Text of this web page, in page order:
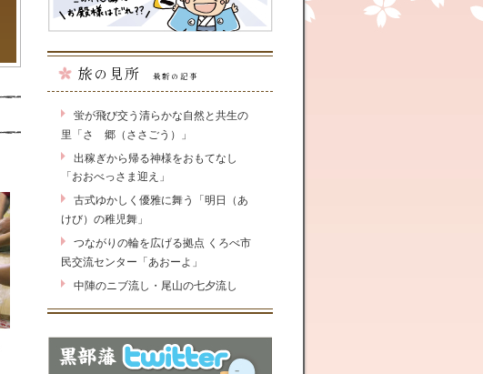
旅の見所 最新の記事
蛍が飛び交う清らかな自然と共生の
里「さゝ郷（ささごう）」
出稼ぎから帰る神様をおもてなし
「おおべっさま迎え」
古式ゆかしく優雅に舞う「明日（あ
けび）の稚児舞」
つながりの輪を広げる拠点 くろべ市
民交流センター「あおーよ」
中陣のニブ流し・尾山の七夕流し